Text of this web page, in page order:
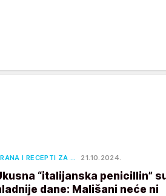
I RECEPTI ZA … 21.10.2024.
“italijanska penicillin”
dane: Mališani neće ni